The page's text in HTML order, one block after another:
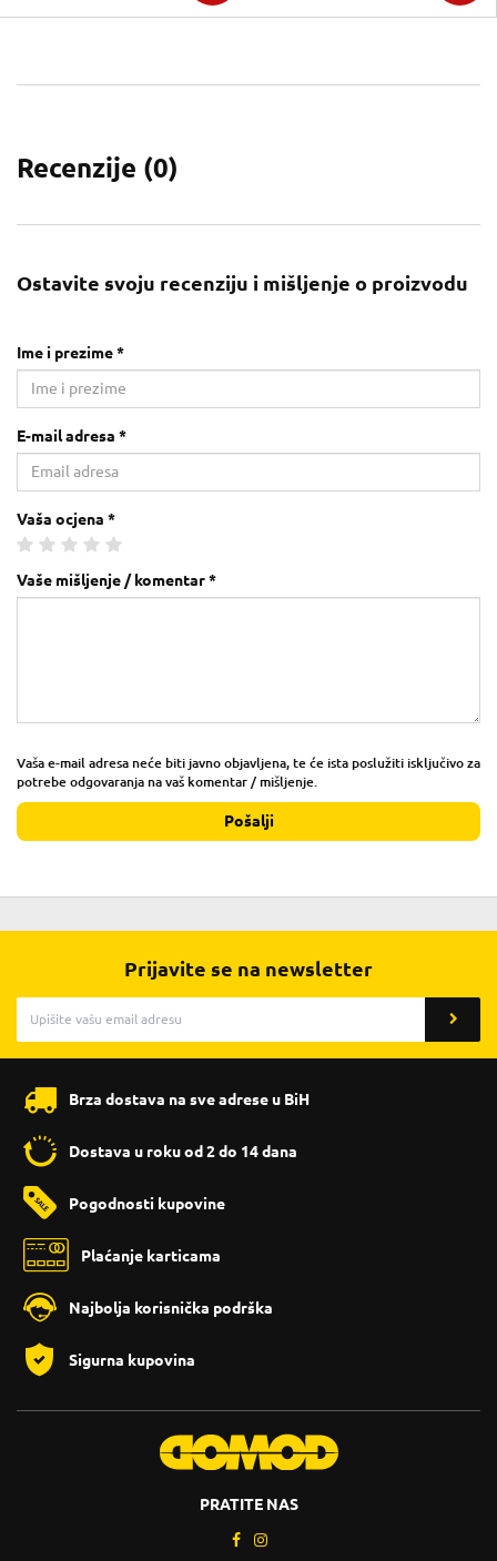
Recenzije (0)
Ostavite svoju recenziju i mišljenje o proizvodu
Ime i prezime *
E-mail adresa *
Vaša ocjena *
Vaše mišljenje / komentar *
Vaša e-mail adresa neće biti javno objavljena, te će ista poslužiti isključivo za
potrebe odgovaranja na vaš komentar / mišljenje.
Pošalji
Prijavite se na newsletter
Brza dostava na sve adrese u BiH
Dostava u roku od 2 do 14 dana
Pogodnosti kupovine
Plaćanje karticama
Najbolja korisnička podrška
Sigurna kupovina
PRATITE NAS